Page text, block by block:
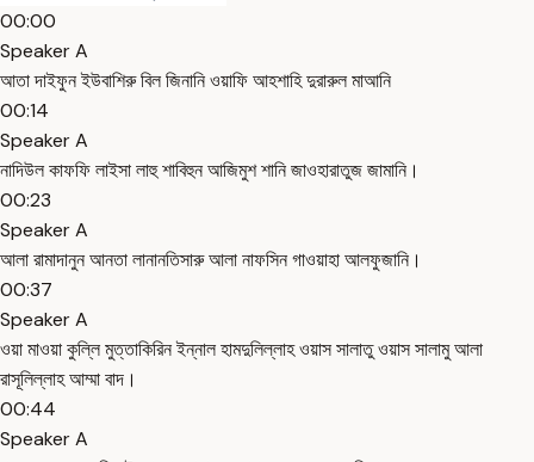
00:00
Speaker A
আতা দাইফুন ইউবাশিরু বিল জিনানি ওয়াফি আহশাহি দুরারুল মাআনি
00:14
Speaker A
নাদিউল কাফফি লাইসা লাহু শাবিহুন আজিমুশ শানি জাওহারাতুজ জামানি।
00:23
Speaker A
আলা রামাদানুন আনতা লানানতিসারু আলা নাফসিন গাওয়াহা আলফুজানি।
00:37
Speaker A
ওয়া মাওয়া কুল্লি মুত্তাকিরিন ইন্নাল হামদুলিল্লাহ ওয়াস সালাতু ওয়াস সালামু আলা
রাসূলিল্লাহ আম্মা বাদ।
00:44
Speaker A